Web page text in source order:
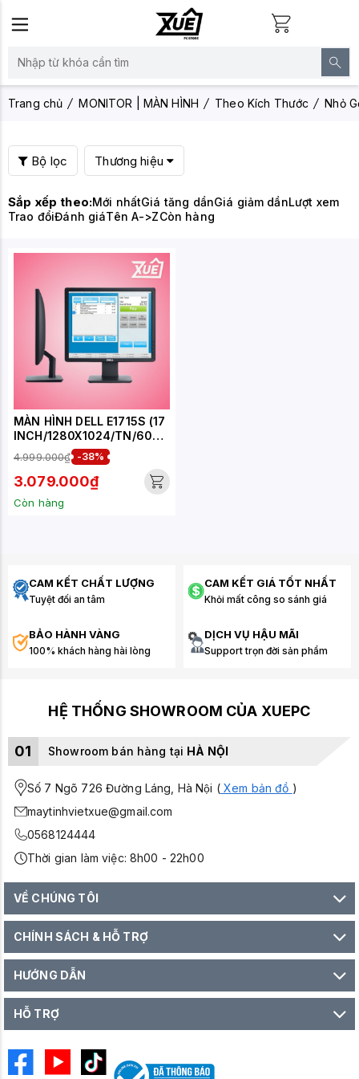
Trang chủ MONITOR | MÀN HÌNH Theo Kích Thước Nhỏ
Bộ lọc Thương hiệu
Sắp xếp theo:Mới nhấtGiá tăng dầnGiá giảm dầnLượt xem
Trao đổiĐánh giáTên A->ZCòn hàng
MÀN HÌNH DELL E1715S (17
INCH/1280X1024/TN/60HZ
/5MS/VUÔNG)
4.999.000₫ -38%
3.079.000₫
Còn hàng
CAM KẾT CHẤT LƯỢNG
Tuyệt đối an tâm
CAM KẾT GIÁ TỐT NHẤT
Khỏi mất công so sánh giá
BẢO HÀNH VÀNG
100% khách hàng hài lòng
DỊCH VỤ HẬU MÃI
Support trọn đời sản phẩm
HỆ THỐNG SHOWROOM CỦA XUEPC
01 Showroom bán hàng tại HÀ NỘI
Số 7 Ngõ 726 Đường Láng, Hà Nội (Xem bản đồ )
maytinhvietxue@gmail.com
0568124444
Thời gian làm việc: 8h00 - 22h00
VỀ CHÚNG TÔI
CHÍNH SÁCH & HỖ TRỢ
HƯỚNG DẪN
HỖ TRỢ